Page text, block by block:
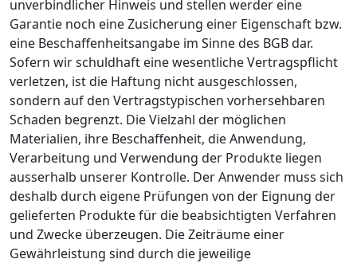
unverbindlicher Hinweis und stellen werder eine
Garantie noch eine Zusicherung einer Eigenschaft bzw.
eine Beschaffenheitsangabe im Sinne des BGB dar.
Sofern wir schuldhaft eine wesentliche Vertragspflicht
verletzen, ist die Haftung nicht ausgeschlossen,
sondern auf den Vertragstypischen vorhersehbaren
Schaden begrenzt. Die Vielzahl der möglichen
Materialien, ihre Beschaffenheit, die Anwendung,
Verarbeitung und Verwendung der Produkte liegen
ausserhalb unserer Kontrolle. Der Anwender muss sich
deshalb durch eigene Prüfungen von der Eignung der
gelieferten Produkte für die beabsichtigten Verfahren
und Zwecke überzeugen. Die Zeiträume einer
Gewährleistung sind durch die jeweilige